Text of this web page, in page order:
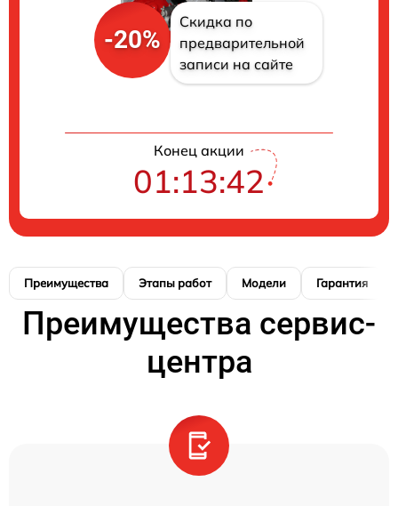
-20%
Скидка по
предварительной
записи на сайте
Конец акции
01:13:42
Преимущества Этапы работ Модели Гарантия
Преимущества сервис-
центра